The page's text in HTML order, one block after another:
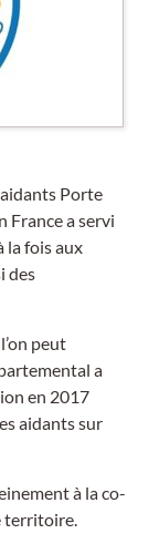
aidants Porte
France a servi
la fois aux
des
peut
a
en 2017
aidants sur
à la co-
territoire.